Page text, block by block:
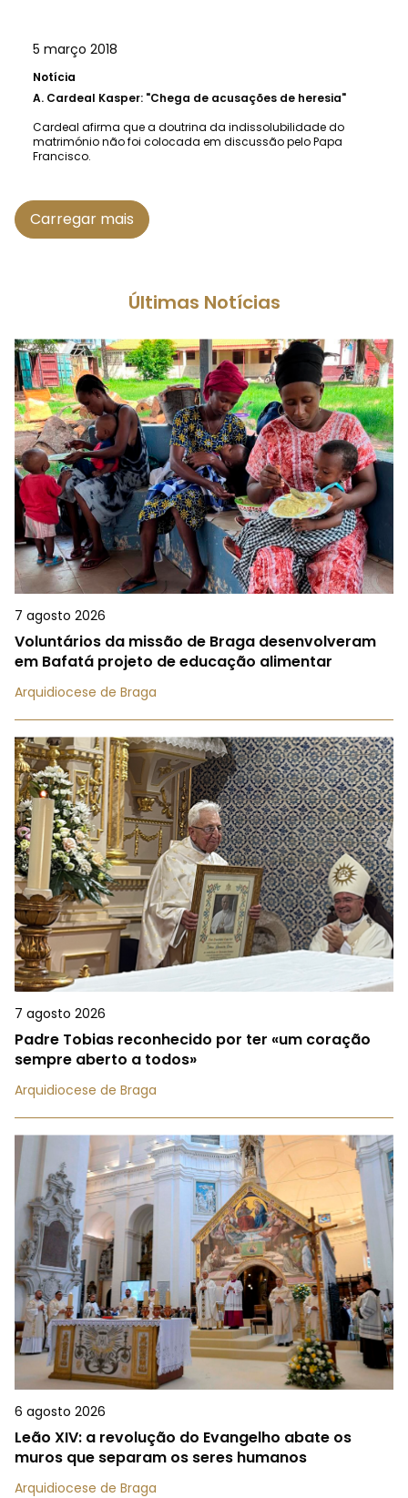
5 março 2018
Notícia
A. Cardeal Kasper: "Chega de acusações de heresia"
Cardeal afirma que a doutrina da indissolubilidade do
matrimónio não foi colocada em discussão pelo Papa
Francisco.
Carregar mais
Últimas Notícias
7 agosto 2026
Voluntários da missão de Braga desenvolveram
em Bafatá projeto de educação alimentar
Arquidiocese de Braga
7 agosto 2026
Padre Tobias reconhecido por ter «um coração
sempre aberto a todos»
Arquidiocese de Braga
6 agosto 2026
Leão XIV: a revolução do Evangelho abate os
muros que separam os seres humanos
Arquidiocese de Braga